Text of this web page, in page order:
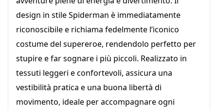
design in stile Spiderman è immediatamente
riconoscibile e richiama fedelmente l’iconico
costume del supereroe, rendendolo perfetto per
stupire e far sognare i più piccoli. Realizzato in
tessuti leggeri e confortevoli, assicura una
vestibilità pratica e una buona libertà di
movimento, ideale per accompagnare ogni